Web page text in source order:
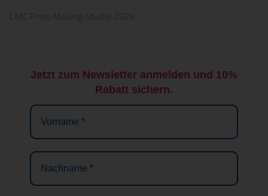
Jetzt zum Newsletter anmelden und 10%
Rabatt sichern.
Vorname
Nachname